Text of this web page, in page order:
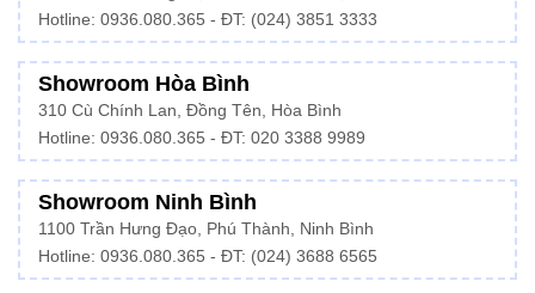
Hotline: 0936.080.365 - ĐT: (024) 3851 3333
Showroom Hòa Bình
310 Cù Chính Lan, Đồng Tên, Hòa Bình
Hotline: 0936.080.365 - ĐT: 020 3388 9989
Showroom Ninh Bình
1100 Trần Hưng Đạo, Phú Thành, Ninh Bình
Hotline: 0936.080.365 - ĐT: (024) 3688 6565